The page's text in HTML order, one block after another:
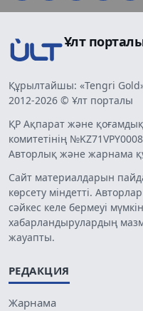
Ұлт
Құрылтайшы: «Tengri
2012-2026 © Ұлт порталы
ҚР Ақпарат және
комитетінің
Авторлық және жарнама
Сайт материалдарын
көрсету міндетті.
сәйкес келе бермеуі
хабарландырулардың
жауапты.
РЕДАКЦИЯ
Жарнама